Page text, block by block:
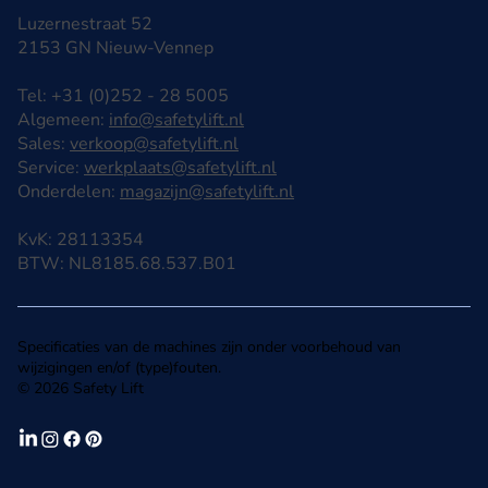
Specificaties van de machines zijn onder voorbehoud van
wijzigingen en/of (type)fouten.
© 2026 Safety Lift
Luzernestraat 52
2153 GN Nieuw-Vennep
Tel: +31 (0)252 - 28 5005
Algemeen: info@safetylift.nl
Sales: verkoop@safetylift.nl
Service: werkplaats@safetylift.nl
Onderdelen: magazijn@safetylift.nl
KvK: 28113354
BTW: NL8185.68.537.B01